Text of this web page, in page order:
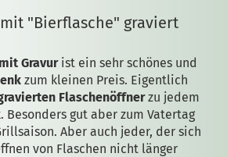
"Bierflasche" graviert
Gravur ist ein sehr schönes und
zum kleinen Preis. Eigentlich
Flaschenöffnerzu jedem
Besonders gut aber zum Vatertag
Aber auch jeder, der sich
von Flaschen nicht länger